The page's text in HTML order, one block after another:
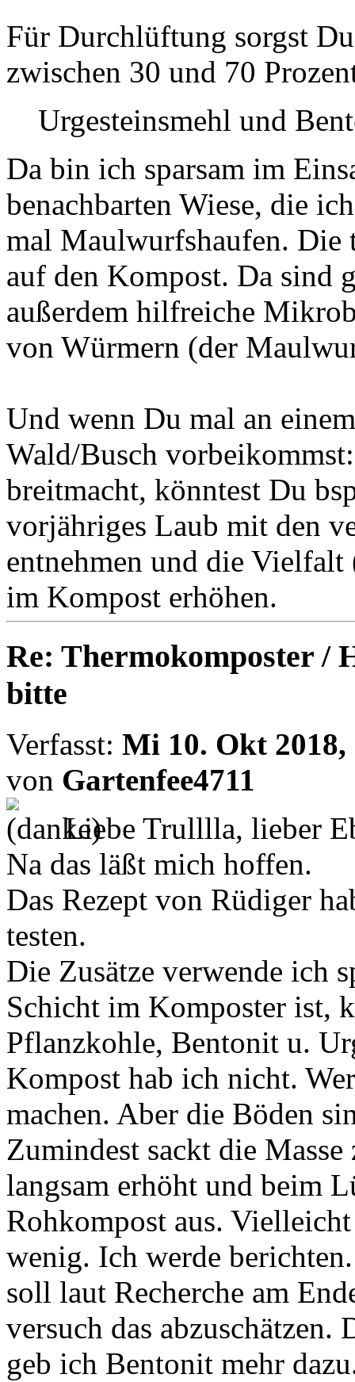
Für Durchlüftung sorgst
zwischen 30 und 70
Urgesteinsmehl und
Da bin ich sparsam im
benachbarten Wiese, die
mal Maulwurfshaufen. Die
auf den Kompost. Da sind
außerdem hilfreiche
von Würmern (der
Und wenn Du mal an
Wald/Busch
breitmacht, könntest Du
vorjähriges Laub mit den
entnehmen und die
im Kompost erhöhen.
Re: Thermokomposter /
bitte
Verfasst: Mi 10. Okt 2018,
von Gartenfee4711
Liebe Trulllla, lieber
Na das läßt mich hoffen.
Das Rezept von Rüdiger
testen.
Die Zusätze verwende ich
Schicht im Komposter ist,
Pflanzkohle, Bentonit u.
Kompost hab ich nicht.
machen. Aber die Böden
Zumindest sackt die
langsam erhöht und beim
Rohkompost aus.
wenig. Ich werde
soll laut Recherche am
versuch das abzuschätzen.
geb ich Bentonit mehr